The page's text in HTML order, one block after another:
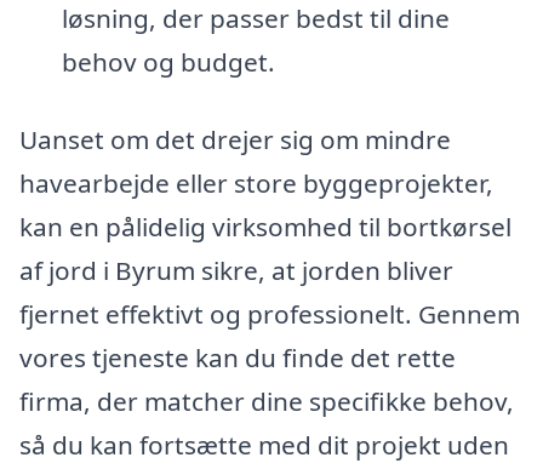
løsning, der passer bedst til dine
behov og budget.
Uanset om det drejer sig om mindre
havearbejde eller store byggeprojekter,
kan en pålidelig virksomhed til bortkørsel
af jord i Byrum sikre, at jorden bliver
fjernet effektivt og professionelt. Gennem
vores tjeneste kan du finde det rette
firma, der matcher dine specifikke behov,
så du kan fortsætte med dit projekt uden